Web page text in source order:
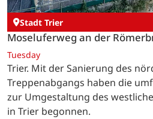
Stadt Trier
Moseluferweg an der
Tuesday
Trier. Mit der Sanierung des
Treppenabgangs haben die
zur Umgestaltung des
in Trier begonnen.